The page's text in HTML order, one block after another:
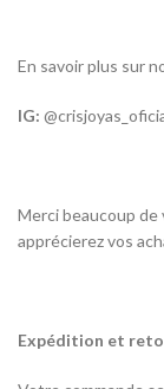
En savoir plus sur
IG:
Merci beaucoup
apprécierez vos
Expédition et